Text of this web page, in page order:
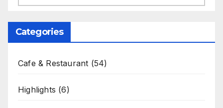
Categories
Cafe & Restaurant (54)
Highlights (6)